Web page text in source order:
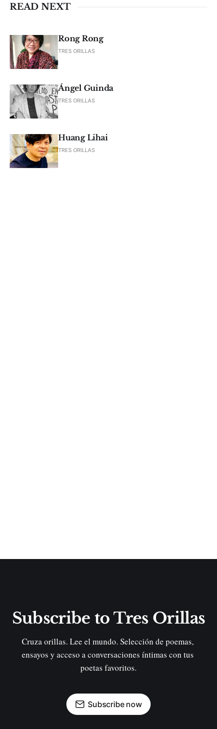
READ NEXT
Rong Rong
TRES ORILLAS
Ángel Guinda
TRES ORILLAS
Huang Lihai
TRES ORILLAS
Subscribe to Tres Orillas
Cruza orillas. Lee el mundo. Selección de poemas,
ensayos y acceso a conversaciones íntimas con tus
poetas favoritos.
Subscribe now